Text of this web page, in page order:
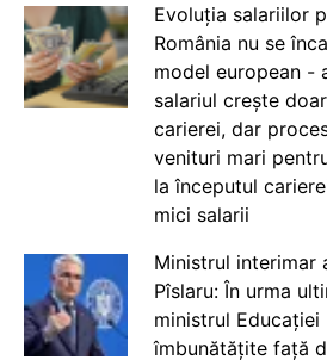
Evoluția salariilor
România nu se
model european -
salariul crește
carierei, dar
venituri mari
la începutul
mici salarii
Ministrul interimar
Pîslaru: În urma
ministrul
îmbunătățite față